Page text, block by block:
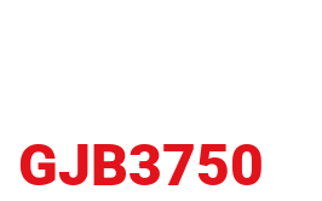
GJB3750